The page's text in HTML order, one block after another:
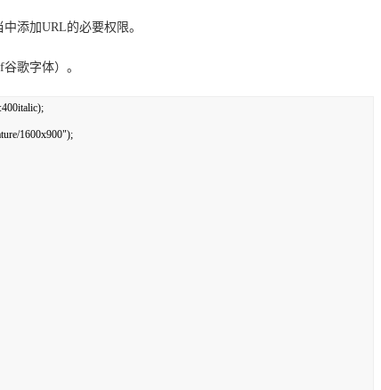
添加URL的必要权限。
歌字体）。
1600x900");